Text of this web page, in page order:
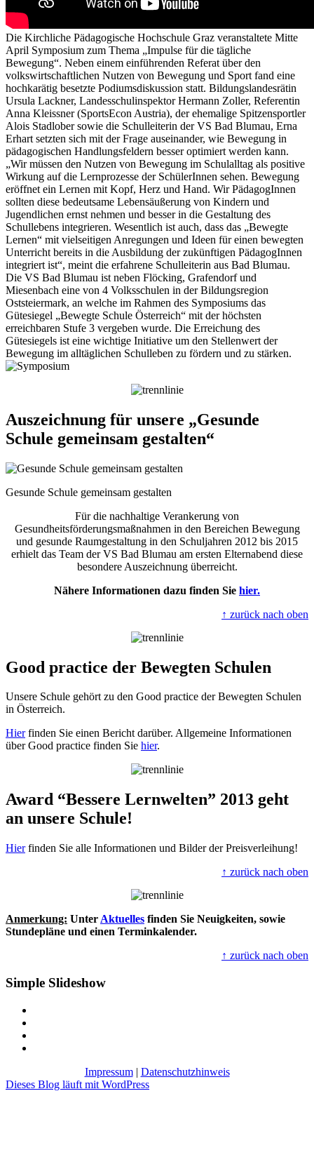
Die Kirchliche Pädagogische Hochschule Graz veranstaltete Mitte
April Symposium zum Thema „Impulse für die tägliche
Bewegung“. Neben einem einführenden Referat über den
volkswirtschaftlichen Nutzen von Bewegung und Sport fand eine
hochkarätig besetzte Podiumsdiskussion statt. Bildungslandesrätin
Ursula Lackner, Landesschulinspektor Hermann Zoller, Referentin
Anna Kleissner (SportsEcon Austria), der ehemalige Spitzensportler
Alois Stadlober sowie die Schulleiterin der VS Bad Blumau, Erna
Erhart setzten sich mit der Frage auseinander, wie Bewegung in
pädagogischen Handlungsfeldern besser optimiert werden kann.
„Wir müssen den Nutzen von Bewegung im Schulalltag als positive
Wirkung auf die Lernprozesse der SchülerInnen sehen. Bewegung
eröffnet ein Lernen mit Kopf, Herz und Hand. Wir PädagogInnen
sollten diese bedeutsame Lebensäußerung von Kindern und
Jugendlichen ernst nehmen und besser in die Gestaltung des
Schullebens integrieren. Wesentlich ist auch, dass das „Bewegte
Lernen“ mit vielseitigen Anregungen und Ideen für einen bewegten
Unterricht bereits in die Ausbildung der zukünftigen PädagogInnen
integriert ist“, meint die erfahrene Schulleiterin aus Bad Blumau.
Die VS Bad Blumau ist neben Flöcking, Grafendorf und
Miesenbach eine von 4 Volksschulen in der Bildungsregion
Oststeiermark, an welche im Rahmen des Symposiums das
Gütesiegel „Bewegte Schule Österreich“ mit der höchsten
erreichbaren Stufe 3 vergeben wurde. Die Erreichung des
Gütesiegels ist eine wichtige Initiative um den Stellenwert der
Bewegung im alltäglichen Schulleben zu fördern und zu stärken.
Auszeichnung für unsere „Gesunde
Schule gemeinsam gestalten“
Gesunde Schule gemeinsam gestalten
Für die nachhaltige Verankerung von
Gesundheitsförderungsmaßnahmen in den Bereichen Bewegung
und gesunde Raumgestaltung in den Schuljahren 2012 bis 2015
erhielt das Team der VS Bad Blumau am ersten Elternabend diese
besondere Auszeichnung überreicht.
Nähere Informationen dazu finden Sie hier.
↑ zurück nach oben
Good practice der Bewegten Schulen
Unsere Schule gehört zu den Good practice der Bewegten Schulen
in Österreich.
Hierfinden Sie einen Bericht darüber. Allgemeine Informationen
über Good practice finden Sie hier.
Award “Bessere Lernwelten” 2013 geht
an unsere Schule!
Hierfinden Sie alle Informationen und Bilder der Preisverleihung!
↑ zurück nach oben
Anmerkung: Unter Aktuelles finden Sie Neuigkeiten, sowie
Stundepläne und einen Terminkalender.
↑ zurück nach oben
Simple Slideshow
Impressum| Datenschutzhinweis
Dieses Blog läuft mit WordPress